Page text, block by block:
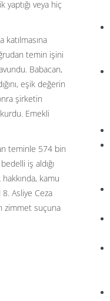
veya hiç
temin işini
Babacan,
eşik değerin
şirketin
Emekli
teminle 574 bin
iş aldığı
kamu
Asliye Ceza
zimmet suçuna